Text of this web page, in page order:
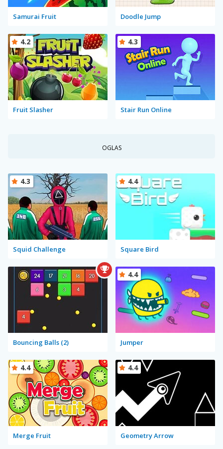
Samurai Fruit Doodle Jump
Fruit Slasher
4.2
Stair Run Online
4.3
OGLAS
Squid Challenge
4.3
Square Bird
4.4
Bouncing Balls (2) Jumper
4.4
Merge Fruit
4.4
Geometry Arrow
4.4